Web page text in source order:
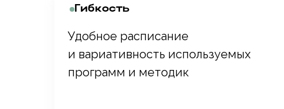
Удобное расписание
и вариативность используемых
программ и методик
Гибкость